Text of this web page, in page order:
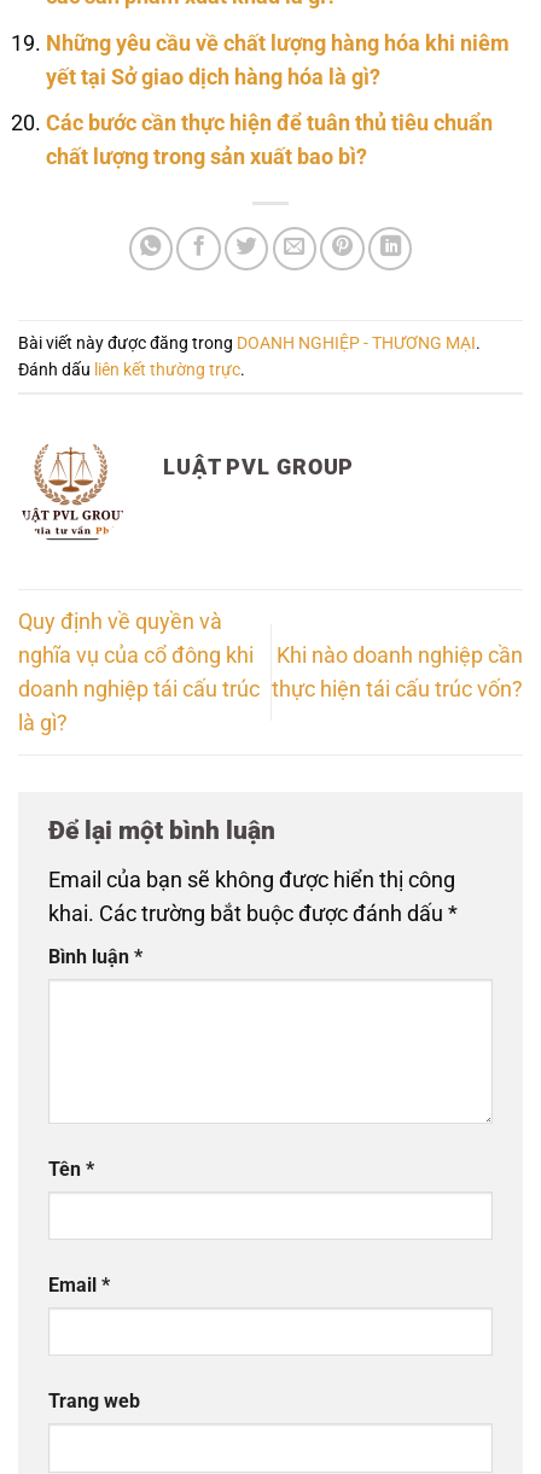
Những yêu cầu về chất lượng hàng hóa khi niêm
yết tại Sở giao dịch hàng hóa là gì?
Các bước cần thực hiện để tuân thủ tiêu chuẩn
chất lượng trong sản xuất bao bì?
Bài viết này được đăng trong DOANH NGHIỆP - THƯƠNG MẠI.
Đánh dấu liên kết thường trực.
LUẬT PVL GROUP
Quy định về quyền và
nghĩa vụ của cổ đông khi
doanh nghiệp tái cấu trúc
là gì?
Khi nào doanh nghiệp cần
thực hiện tái cấu trúc vốn?
Để lại một bình luận
Email của bạn sẽ không được hiển thị công
khai. Các trường bắt buộc được đánh dấu *
Bình luận *
Tên *
Email *
Trang web